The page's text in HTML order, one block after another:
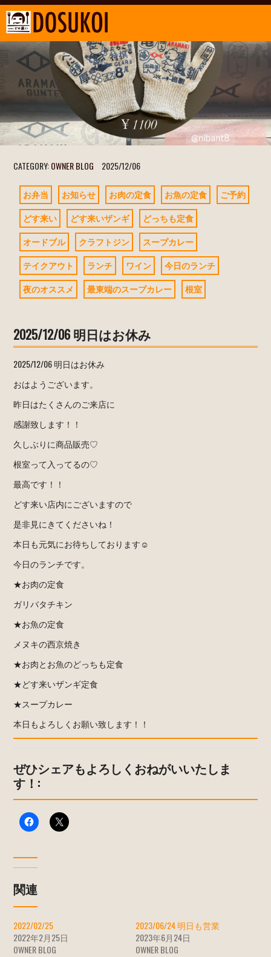
CATEGORY:OWNER BLOG 2025/12/06
お弁当 お知らせ お肉の定食 お魚の定食
ご予約
どす来い
どす来いザンギ
どっちも定食
オードブル
クラフトジン
スープカレー
テイクアウト
ランチ ワイン
今日のランチ
夜のオススメ
最東端のスープカレー 根室
2025/12/06 明日はお休み
2025/12/06 明日はお休み
おはようございます。
昨日はたくさんのご来店に
感謝致します！！
久しぶりに商品販売♡
根室って入ってるの♡
最高です！！
どす来い店内にございますので
是非見にきてくださいね！
本日も元気にお待ちしております☺︎
今日のランチです。
★お肉の定食
ガリバタチキン
★お魚の定食
メヌキの西京焼き
★お肉とお魚のどっちも定食
★どす来いザンギ定食
★スープカレー
本日もよろしくお願い致します！！
ぜひシェアもよろしくおねがいいたしま
す！:
関連
2022/02/25
2022年2月25日
OWNER BLOG
2023/06/24 明日も営業
2023年6月24日
OWNER BLOG